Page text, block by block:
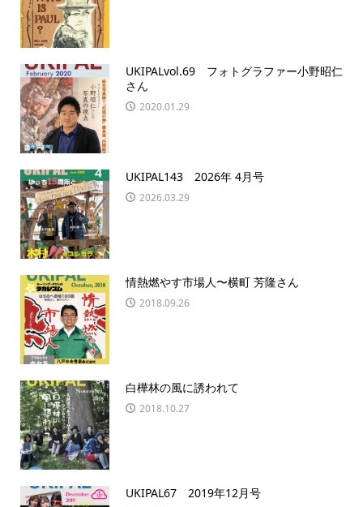
UKIPALvol.69 フォトグラファー小野昭仁
さん
2020.01.29
UKIPAL143 2026年 4月号
2026.03.29
情熱燃やす市場人〜横町 芳隆さん
2018.09.26
白樺林の風に誘われて
2018.10.27
UKIPAL67 2019年12月号